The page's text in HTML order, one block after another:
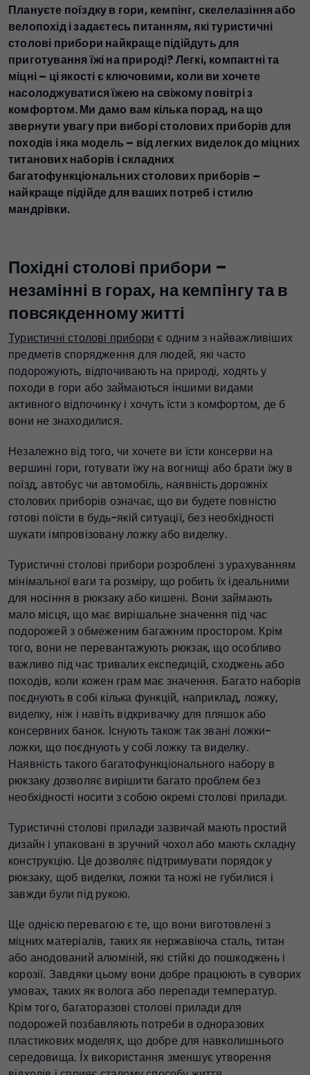
Плануєте поїздку в гори, кемпінг, скелелазіння або
велопохід і задаєтесь питанням, які туристичні
столові прибори найкраще підійдуть для
приготування їжі на природі? Легкі, компактні та
міцні – ці якості є ключовими, коли ви хочете
насолоджуватися їжею на свіжому повітрі з
комфортом. Ми дамо вам кілька порад, на що
звернути увагу при виборі столових приборів для
походів і яка модель – від легких виделок до міцних
титанових наборів і складних
багатофункціональних столових приборів –
найкраще підійде для ваших потреб і стилю
мандрівки.
Похідні столові прибори –
незамінні в горах, на кемпінгу та в
повсякденному житті
Туристичні столові прибори є одним з найважливіших
предметів спорядження для людей, які часто
подорожують, відпочивають на природі, ходять у
походи в гори або займаються іншими видами
активного відпочинку і хочуть їсти з комфортом, де б
вони не знаходилися.
Незалежно від того, чи хочете ви їсти консерви на
вершині гори, готувати їжу на вогнищі або брати їжу в
поїзд, автобус чи автомобіль, наявність дорожніх
столових приборів означає, що ви будете повністю
готові поїсти в будь-якій ситуації, без необхідності
шукати імпровізовану ложку або виделку.
Туристичні столові прибори розроблені з урахуванням
мінімальної ваги та розміру, що робить їх ідеальними
для носіння в рюкзаку або кишені. Вони займають
мало місця, що має вирішальне значення під час
подорожей з обмеженим багажним простором. Крім
того, вони не перевантажують рюкзак, що особливо
важливо під час тривалих експедицій, сходжень або
походів, коли кожен грам має значення. Багато наборів
поєднують в собі кілька функцій, наприклад, ложку,
виделку, ніж і навіть відкривачку для пляшок або
консервних банок. Існують також так звані ложки-
ложки, що поєднують у собі ложку та виделку.
Наявність такого багатофункціонального набору в
рюкзаку дозволяє вирішити багато проблем без
необхідності носити з собою окремі столові прилади.
Туристичні столові прилади зазвичай мають простий
дизайн і упаковані в зручний чохол або мають складну
конструкцію. Це дозволяє підтримувати порядок у
рюкзаку, щоб виделки, ложки та ножі не губилися і
завжди були під рукою.
Ще однією перевагою є те, що вони виготовлені з
міцних матеріалів, таких як нержавіюча сталь, титан
або анодований алюміній, які стійкі до пошкоджень і
корозії. Завдяки цьому вони добре працюють в суворих
умовах, таких як волога або перепади температур.
Крім того, багаторазові столові прилади для
подорожей позбавляють потреби в одноразових
пластикових моделях, що добре для навколишнього
середовища. Їх використання зменшує утворення